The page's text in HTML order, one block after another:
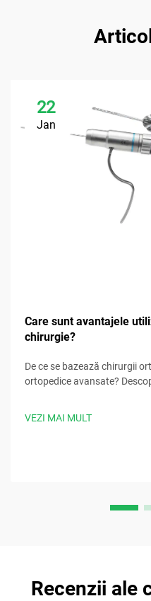
22
Jan
Care sunt avantajele
chirurgie?
De ce se bazează chirurgii
ortopedice avansate?
VEZI MAI MULT
Recenzii ale